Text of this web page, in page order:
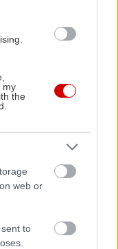
my
the
web or
to
από το
δωμάτια τα
τιμές
με πρωινό.
μέσω του
που